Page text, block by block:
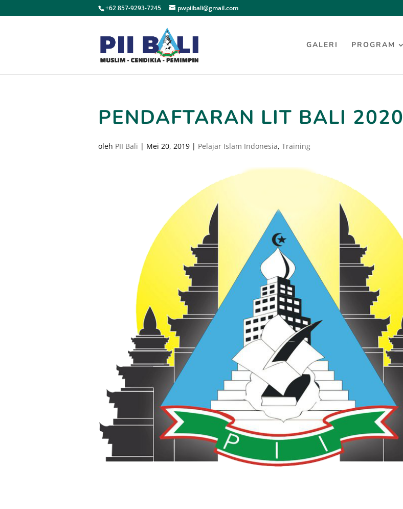
+62 857-9293-7245 pwpiibali@gmail.com
GALERI PROGRAM
PENDAFTARAN LIT BALI 2020
oleh PII Bali | Mei 20, 2019 | Pelajar Islam Indonesia, Training